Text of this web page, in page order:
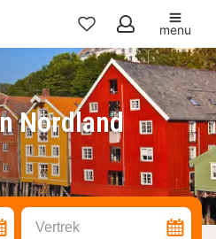
Mijn
favorieten
menu
Nordland
Vertrek